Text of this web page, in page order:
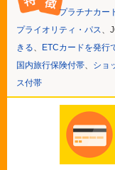
プラチナカー
プライオリティ・パス
、
きる
ETCカードを発行
国内旅行保険付帯
ショ
ス付帯